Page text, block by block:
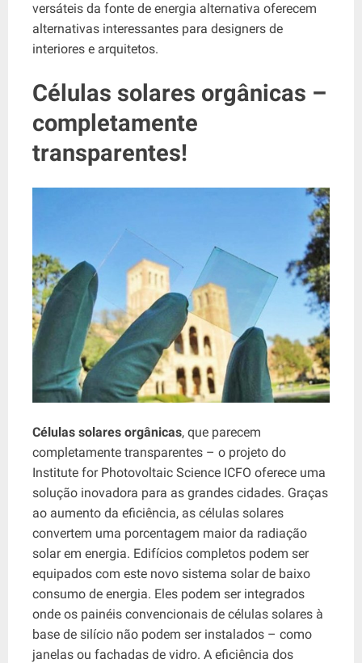
versáteis da fonte de energia alternativa oferecem
alternativas interessantes para designers de
interiores e arquitetos.
Células solares orgânicas –
completamente
transparentes!
Células solares orgânicas, que parecem
completamente transparentes – o projeto do
Institute for Photovoltaic Science ICFO oferece uma
solução inovadora para as grandes cidades. Graças
ao aumento da eficiência, as células solares
convertem uma porcentagem maior da radiação
solar em energia. Edifícios completos podem ser
equipados com este novo sistema solar de baixo
consumo de energia. Eles podem ser integrados
onde os painéis convencionais de células solares à
base de silício não podem ser instalados – como
janelas ou fachadas de vidro. A eficiência dos